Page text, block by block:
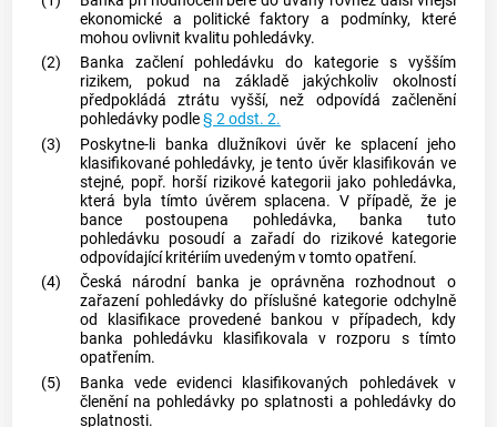
ekonomické a politické faktory a podmínky, které
mohou ovlivnit kvalitu pohledávky.
(2)
Banka začlení pohledávku do kategorie s vyšším
rizikem, pokud na základě jakýchkoliv okolností
předpokládá ztrátu vyšší, než odpovídá začlenění
pohledávky podle§ 2 odst. 2.
(3)
Poskytne-li banka dlužníkovi úvěrke splacení jeho
klasifikované pohledávky, je tento úvěrklasifikován ve
stejné, popř. horší rizikové kategorii jako pohledávka,
která byla tímto úvěremsplacena. V případě, že je
bance postoupena pohledávka, banka tuto
pohledávku posoudí a zařadí do rizikové kategorie
odpovídající kritériím uvedeným v tomto opatření.
(4)
Česká národní banka je oprávněna rozhodnout o
zařazení pohledávky do příslušné kategorie odchylně
od klasifikace provedené bankou v případech, kdy
banka pohledávku klasifikovala v rozporu s tímto
opatřením.
(5)
Banka vede evidenci klasifikovaných pohledávek v
členění na pohledávky po splatnosti a pohledávky do
splatnosti.